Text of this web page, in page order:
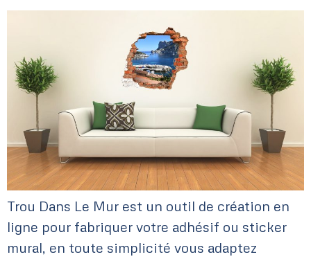
Trou Dans Le Mur est un outil de création en
ligne pour fabriquer votre adhésif ou sticker
mural, en toute simplicité vous adaptez